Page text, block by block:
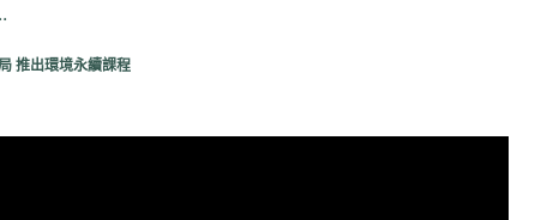
推出環境永續課程